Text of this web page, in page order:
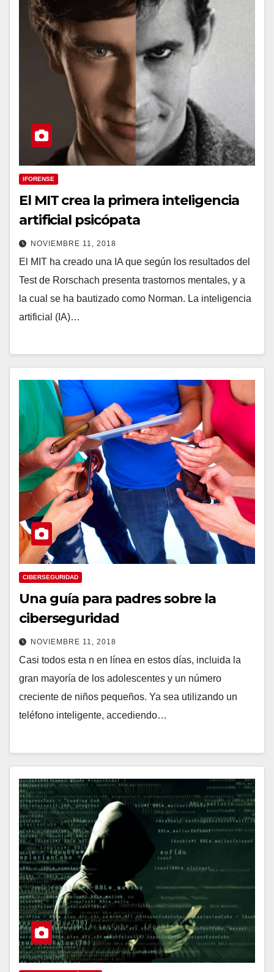
IFORENSE
El MIT crea la primera inteligencia
artificial psicópata
NOVIEMBRE 11, 2018
El MIT ha creado una IA que según los resultados del
Test de Rorschach presenta trastornos mentales, y a
la cual se ha bautizado como Norman. La inteligencia
artificial (IA)…
CIBERSEGURIDAD
Una guía para padres sobre la
ciberseguridad
NOVIEMBRE 11, 2018
Casi todos esta n en línea en estos días, incluida la
gran mayoría de los adolescentes y un número
creciente de niños pequeños. Ya sea utilizando un
teléfono inteligente, accediendo…